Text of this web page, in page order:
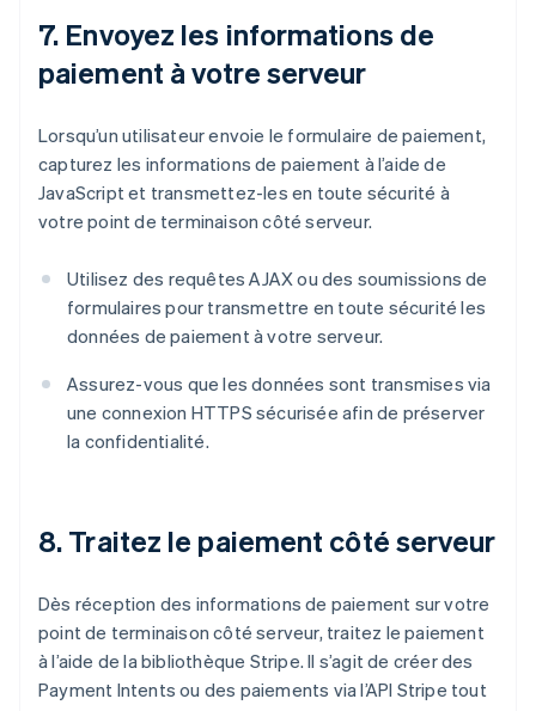
7. Envoyez les informations de
paiement à votre serveur
Lorsqu’un utilisateur envoie le formulaire de paiement,
capturez les informations de paiement à l’aide de
JavaScript et transmettez-les en toute sécurité à
votre point de terminaison côté serveur.
Utilisez des requêtes AJAX ou des soumissions de
formulaires pour transmettre en toute sécurité les
données de paiement à votre serveur.
Assurez-vous que les données sont transmises via
une connexion HTTPS sécurisée afin de préserver
la confidentialité.
8. Traitez le paiement côté serveur
Dès réception des informations de paiement sur votre
point de terminaison côté serveur, traitez le paiement
à l’aide de la bibliothèque Stripe. Il s’agit de créer des
Payment Intents ou des paiements via l’API Stripe tout